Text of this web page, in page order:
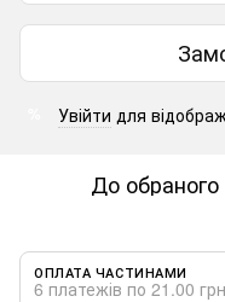
Увійти для
До обраного
ОПЛАТА ЧАСТИНАМИ
6 платежів по 21.00 грн